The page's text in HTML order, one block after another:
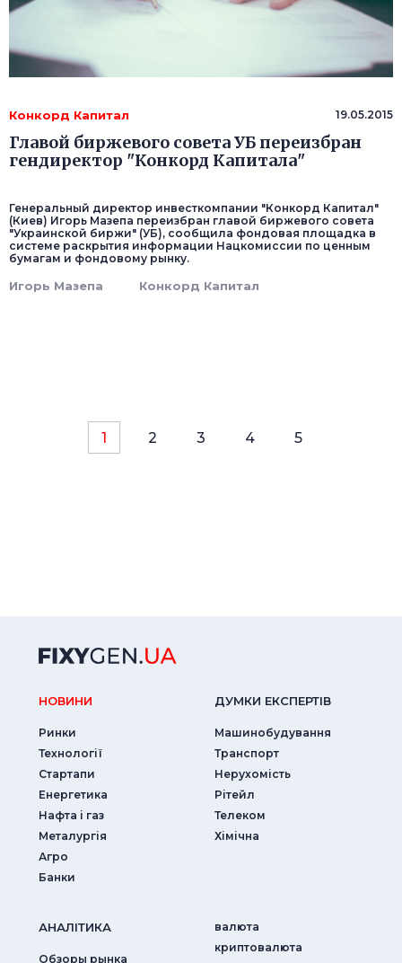
Конкорд Капитал 19.05.2015
Главой биржевого совета УБ переизбран
гендиректор "Конкорд Капитала"
Генеральный директор инвесткомпании "Конкорд Капитал"
(Киев) Игорь Мазепа переизбран главой биржевого совета
"Украинской биржи" (УБ), сообщила фондовая площадка в
системе раскрытия информации Нацкомиссии по ценным
бумагам и фондовому рынку.
Игорь Мазепа Конкорд Капитал
1 2 3 4 5
НОВИНИ
Ринки
Технології
Стартапи
Енергетика
Нафта і газ
Металургія
Агро
Банки
ДУМКИ ЕКСПЕРТIВ
Машинобудування
Транспорт
Нерухомість
Рітейл
Телеком
Хімічна
АНАЛIТИКА
Обзоры рынка
валюта
криптовалюта